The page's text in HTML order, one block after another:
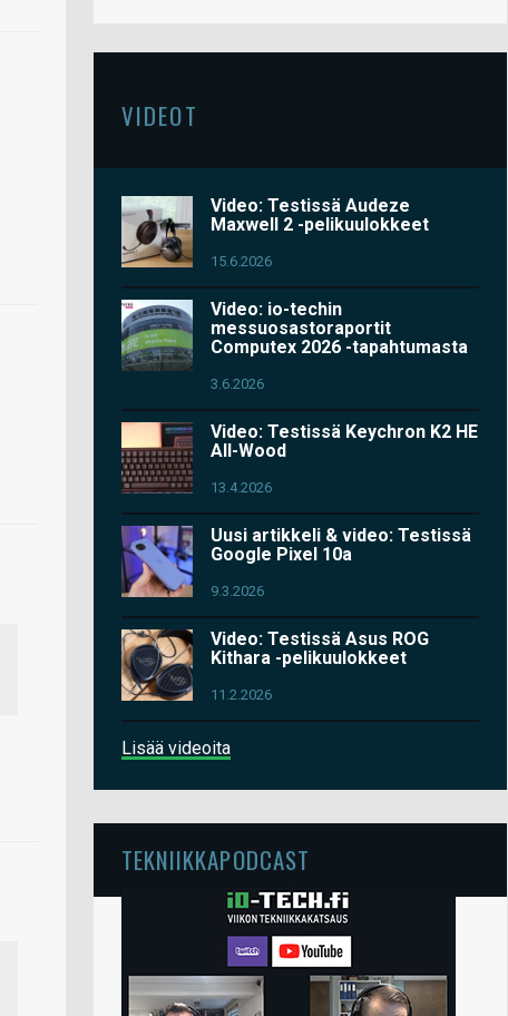
VIDEOT
Video: Testissä Audeze
Maxwell 2 -pelikuulokkeet
15.6.2026
Video: io-techin
messuosastoraportit
Computex 2026 -tapahtumasta
3.6.2026
Video: Testissä Keychron K2 HE
All-Wood
13.4.2026
Uusi artikkeli & video: Testissä
Google Pixel 10a
9.3.2026
Video: Testissä Asus ROG
Kithara -pelikuulokkeet
11.2.2026
Lisää videoita
TEKNIIKKAPODCAST